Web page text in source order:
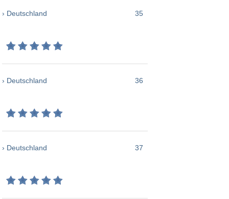
› Deutschland 35
› Deutschland 36
› Deutschland 37